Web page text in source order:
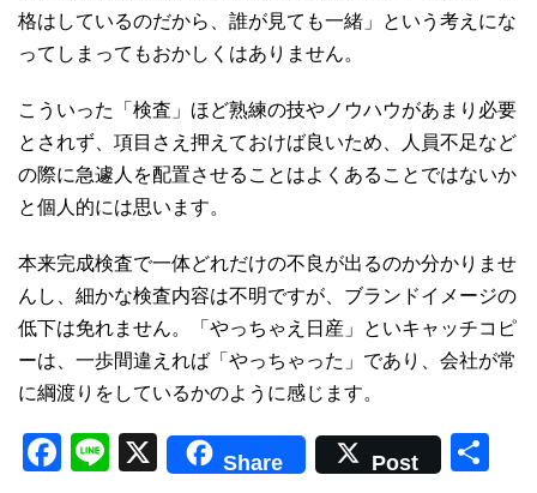
格はしているのだから、誰が見ても一緒」という考えにな
ってしまってもおかしくはありません。
こういった「検査」ほど熟練の技やノウハウがあまり必要
とされず、項目さえ押えておけば良いため、人員不足など
の際に急遽人を配置させることはよくあることではないか
と個人的には思います。
本来完成検査で一体どれだけの不良が出るのか分かりませ
んし、細かな検査内容は不明ですが、ブランドイメージの
低下は免れません。「やっちゃえ日産」といキャッチコピ
ーは、一歩間違えれば「やっちゃった」であり、会社が常
に綱渡りをしているかのように感じます。
F
Li
X Share Post